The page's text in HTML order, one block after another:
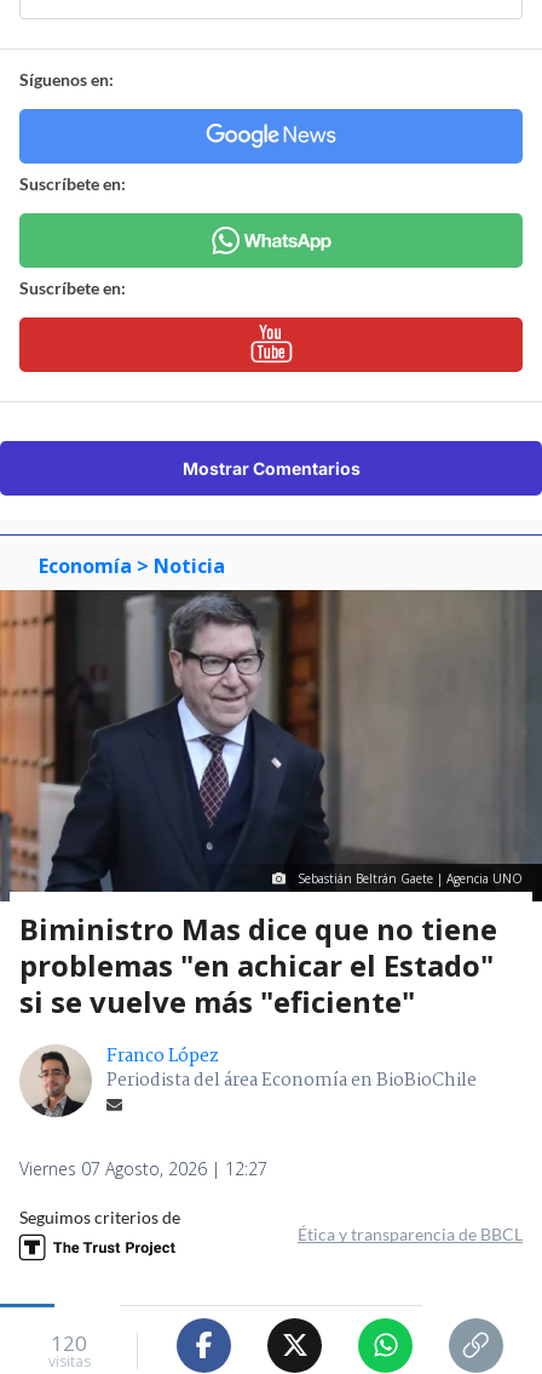
Síguenos en:
Suscríbete en:
Suscríbete en:
Mostrar Comentarios
Economía > Noticia
Sebastián Beltrán Gaete | Agencia UNO
Biministro Mas dice que no tiene
problemas "en achicar el Estado"
si se vuelve más "eficiente"
Franco López
Periodista del área Economía en BioBioChile
Viernes 07 Agosto, 2026 | 12:27
Seguimos criterios de
Ética y transparencia de BBCL
120
visitas